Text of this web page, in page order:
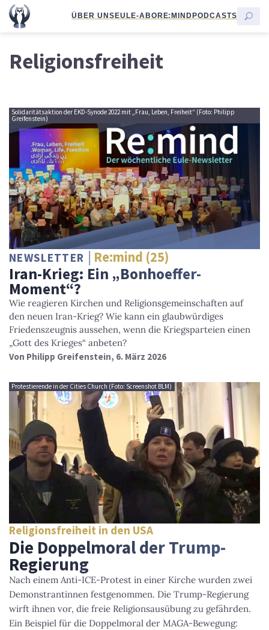
ÜBER UNSEULE-ABORE:MINDPODCASTS
Religionsfreiheit
Solidaritätsaktion der EKD-Synode 2022 mit „Frau, Leben, Freiheit“ (Foto: Philipp
Greifenstein)
NEWSLETTER Re:mind (25)
Iran-Krieg: Ein „Bonhoeffer-
Moment“?
Wie reagieren Kirchen und Religionsgemeinschaften auf
den neuen Iran-Krieg? Wie kann ein glaubwürdiges
Friedenszeugnis aussehen, wenn die Kriegsparteien einen
„Gott des Krieges“ anbeten?
Von Philipp Greifenstein, 6. März 2026
Protestierende in der Cities Church (Foto: Screenshot BLM)
Religionsfreiheit in den USA
Die Doppelmoral der Trump-
Regierung
Nach einem Anti-ICE-Protest in einer Kirche wurden zwei
Demonstrantinnen festgenommen. Die Trump-Regierung
wirft ihnen vor, die freie Religionsausübung zu gefährden.
Ein Beispiel für die Doppelmoral der MAGA-Bewegung: